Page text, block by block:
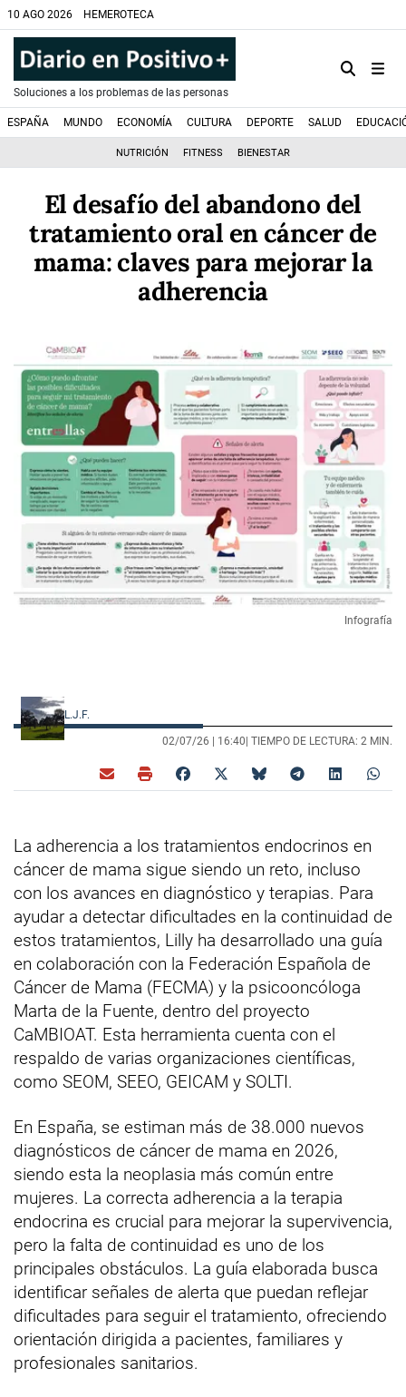
10 AGO 2026 HEMEROTECA
Soluciones a los problemas de las personas
ESPAÑA MUNDO ECONOMÍA CULTURA DEPORTE SALUD
NUTRICIÓN FITNESS BIENESTAR
El desafío del abandono del
tratamiento oral en cáncer de
mama: claves para mejorar la
adherencia
Infografía
L.J.F.
02/07/26 | 16:40 | TIEMPO DE LECTURA: 2 MIN.
La adherencia a los tratamientos endocrinos en
cáncer de mama sigue siendo un reto, incluso
con los avances en diagnóstico y terapias. Para
ayudar a detectar dificultades en la continuidad de
estos tratamientos, Lilly ha desarrollado una guía
en colaboración con la Federación Española de
Cáncer de Mama (FECMA) y la psicooncóloga
Marta de la Fuente, dentro del proyecto
CaMBIOAT. Esta herramienta cuenta con el
respaldo de varias organizaciones científicas,
como SEOM, SEEO, GEICAM y SOLTI.
En España, se estiman más de 38.000 nuevos
diagnósticos de cáncer de mama en 2026,
siendo esta la neoplasia más común entre
mujeres. La correcta adherencia a la terapia
endocrina es crucial para mejorar la supervivencia,
pero la falta de continuidad es uno de los
principales obstáculos. La guía elaborada busca
identificar señales de alerta que puedan reflejar
dificultades para seguir el tratamiento, ofreciendo
orientación dirigida a pacientes, familiares y
profesionales sanitarios.